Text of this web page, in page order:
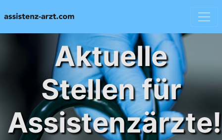
Aktuelle
Stellen für
Assistenzärzte!